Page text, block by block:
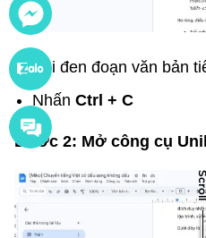
Bôi đen đoạn văn bản
Nhấn Ctrl + C
Bước 2: Mở công cụ